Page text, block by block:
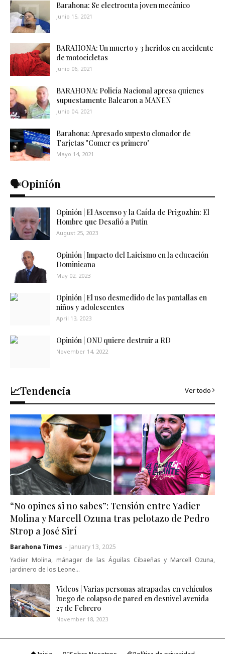
Barahona: Se electrocuta joven mecánico
Junio 15, 2021
BARAHONA: Un muerto y 3 heridos en accidente
de motocicletas
Junio 06, 2021
BARAHONA: Policía Nacional apresa quienes
supuestamente Balearon a MANEN
Junio 04, 2021
Barahona: Apresado supesto clonador de
Tarjetas "Comer es primero"
Mayo 14, 2021
🗣️Opinión
Opinión | El Ascenso y la Caída de Prigozhin: El
Hombre que Desafió a Putin
August 25, 2023
Opinión | Impacto del Laicismo en la educación
Dominicana
May 02, 2023
Opinión | El uso desmedido de las pantallas en
niños y adolescentes
April 13, 2023
Opinión | ONU quiere destruir a RD
November 14, 2022
📈Tendencia Ver todo
“No opines si no sabes”: Tensión entre Yadier
Molina y Marcell Ozuna tras pelotazo de Pedro
Strop a José Sirí
Barahona Times - January 13, 2025
Yadier Molina, mánager de las Águilas Cibaeñas y Marcell Ozuna,
jardinero de los Leone…
Videos | Varias personas atrapadas en vehículos
luego de colapso de pared en desnivel avenida
27 de Febrero
November 18, 2023